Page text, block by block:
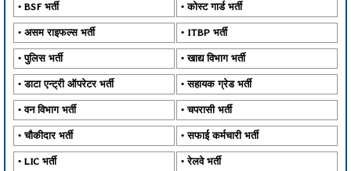
BSF भर्ती कोस्ट गार्ड भर्ती
असम राइफल्स भर्ती ITBP भर्ती
पुलिस भर्ती खाद्य विभाग भर्ती
डाटा एन्ट्री ऑपरेटर भर्ती सहायक ग्रेड भर्ती
वन विभाग भर्ती चपरासी भर्ती
चौकीदार भर्ती सफाई कर्मचारी भर्ती
LIC भर्ती रेलवे भर्ती